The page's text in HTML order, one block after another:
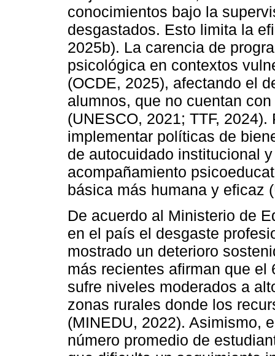
conocimientos bajo la
desgastados. Esto limita la
2025b). La carencia de
psicológica en contextos
(OCDE, 2025), afectando el
alumnos, que no cuentan
(UNESCO, 2021; TTF,
implementar políticas de
de autocuidado institucional
acompañamiento
básica más humana y eficaz
De acuerdo al Ministerio de
en el país el desgaste
mostrado un deterioro
más recientes afirman que
sufre niveles moderados a
zonas rurales donde los
(MINEDU, 2022). Asimismo,
número promedio de